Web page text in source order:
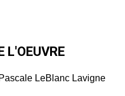
L'OEUVRE
LeBlanc Lavigne